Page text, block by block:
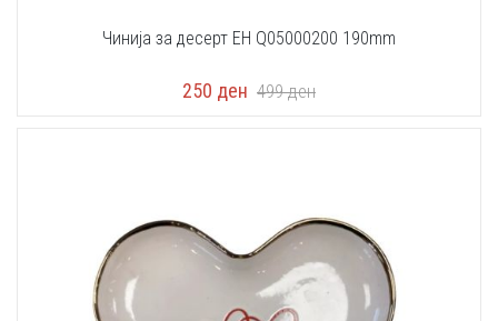
Чинија за десерт EH Q05000200 190mm
250 ден 499ден